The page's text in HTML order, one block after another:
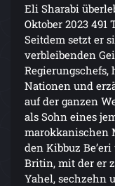
Eli Sharabi
Oktober 2023 491
Seitdem setzt er
verbleibenden
Regierungschefs,
Nationen und
auf der ganzen
als Sohn eines
marokkanischen
den Kibbuz
Britin, mit der er
Yahel, sechzehn